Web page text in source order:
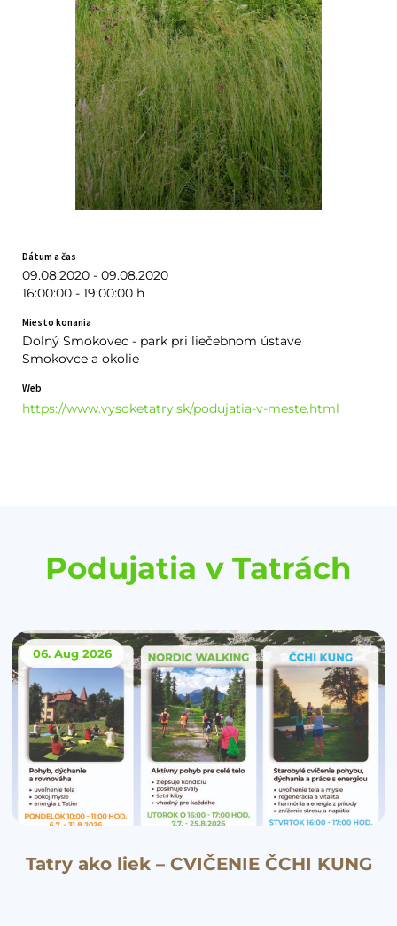
Dátum a čas
09.08.2020 - 09.08.2020
16:00:00 - 19:00:00 h
Miesto konania
Dolný Smokovec - park pri liečebnom ústave
Smokovce a okolie
Web
https://www.vysoketatry.sk/podujatia-v-meste.html
Podujatia v Tatrách
06. Aug 2026
Tatry ako liek – CVIČENIE ČCHI KUNG